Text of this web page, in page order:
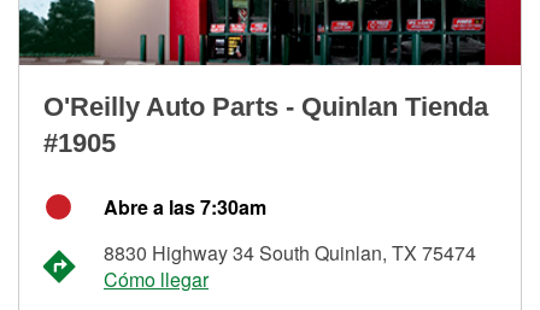
O'Reilly Auto Parts - Quinlan Tienda
#1905
Abre a las 7:30am
8830 Highway 34 South Quinlan, TX 75474
Cómo llegar